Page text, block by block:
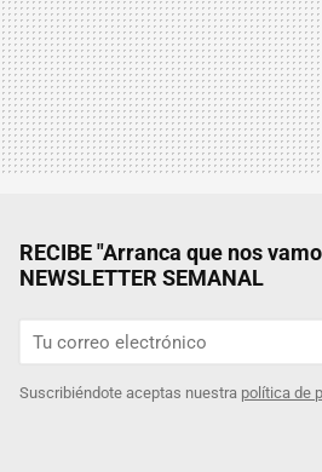
RECIBE "Arranca que nos
NEWSLETTER SEMANAL
Suscribiéndote aceptas nuestra política de